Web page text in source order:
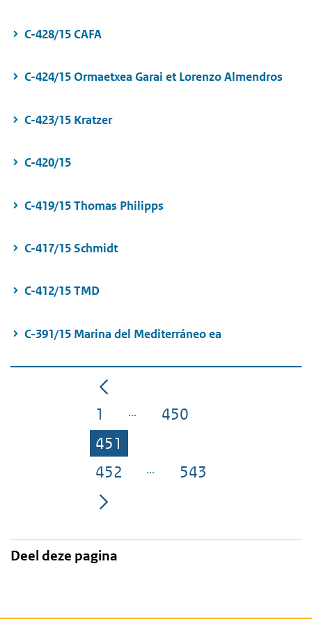
C-428/15 CAFA
C-424/15 Ormaetxea Garai et Lorenzo Almendros
C-423/15 Kratzer
C-420/15
C-419/15 Thomas Philipps
C-417/15 Schmidt
C-412/15 TMD
C-391/15 Marina del Mediterráneo ea
Pagina
1 Pagina
450
Pagina
451
Pagina
452 Pagina
543
Deel deze pagina